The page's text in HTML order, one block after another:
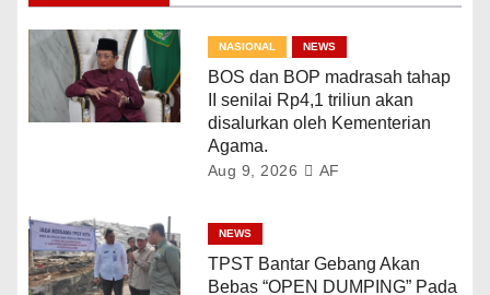
NASIONAL NEWS
BOS dan BOP madrasah tahap
II senilai Rp4,1 triliun akan
disalurkan oleh Kementerian
Agama.
Aug 9, 2026 AF
NEWS
TPST Bantar Gebang Akan
Bebas “OPEN DUMPING” Pada